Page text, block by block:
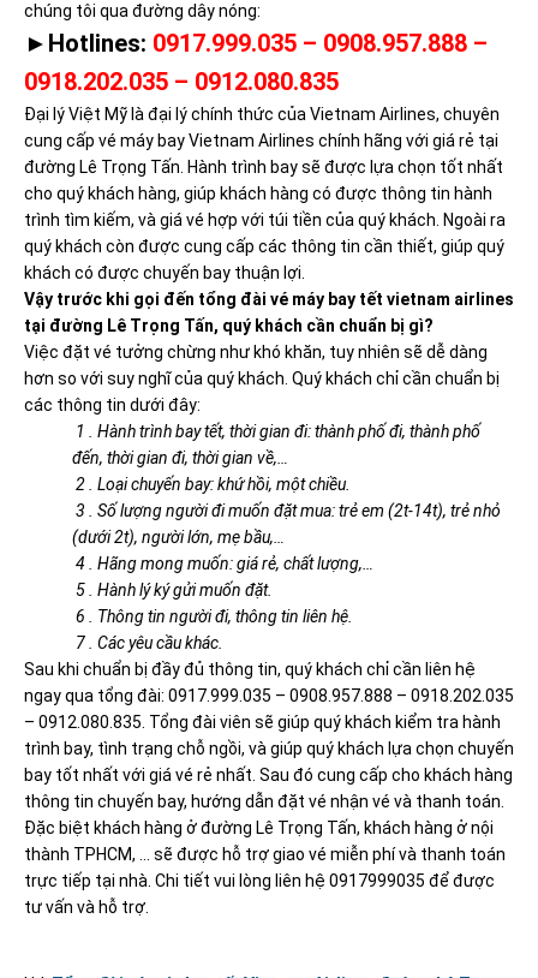
chúng tôi qua đường dây nóng:
►Hotlines: 0917.999.035 – 0908.957.888 –
0918.202.035 – 0912.080.835
Đại lý Việt Mỹ là đại lý chính thức của Vietnam Airlines, chuyên
cung cấp vé máy bay Vietnam Airlines chính hãng với giá rẻ tại
đường Lê Trọng Tấn. Hành trình bay sẽ được lựa chọn tốt nhất
cho quý khách hàng, giúp khách hàng có được thông tin hành
trình tìm kiếm, và giá vé hợp với túi tiền của quý khách. Ngoài ra
quý khách còn được cung cấp các thông tin cần thiết, giúp quý
khách có được chuyến bay thuận lợi.
Vậy trước khi gọi đến tổng đài vé máy bay tết vietnam airlines
tại đường Lê Trọng Tấn, quý khách cần chuẩn bị gì?
Việc đặt vé tưởng chừng như khó khăn, tuy nhiên sẽ dễ dàng
hơn so với suy nghĩ của quý khách. Quý khách chỉ cần chuẩn bị
các thông tin dưới đây:
1 . Hành trình bay tết, thời gian đi: thành phố đi, thành phố
đến, thời gian đi, thời gian về,…
2 . Loại chuyến bay: khứ hồi, một chiều.
3 . Số lượng người đi muốn đặt mua: trẻ em (2t-14t), trẻ nhỏ
(dưới 2t), người lớn, mẹ bầu,…
4 . Hãng mong muốn: giá rẻ, chất lượng,…
5 . Hành lý ký gửi muốn đặt.
6 . Thông tin người đi, thông tin liên hệ.
7 . Các yêu cầu khác.
Sau khi chuẩn bị đầy đủ thông tin, quý khách chỉ cần liên hệ
ngay qua tổng đài: 0917.999.035 – 0908.957.888 – 0918.202.035
– 0912.080.835. Tổng đài viên sẽ giúp quý khách kiểm tra hành
trình bay, tình trạng chỗ ngồi, và giúp quý khách lựa chọn chuyến
bay tốt nhất với giá vé rẻ nhất. Sau đó cung cấp cho khách hàng
thông tin chuyến bay, hướng dẫn đặt vé nhận vé và thanh toán.
Đặc biệt khách hàng ở đường Lê Trọng Tấn, khách hàng ở nội
thành TPHCM, … sẽ được hỗ trợ giao vé miễn phí và thanh toán
trực tiếp tại nhà. Chi tiết vui lòng liên hệ 0917999035 để được
tư vấn và hỗ trợ.